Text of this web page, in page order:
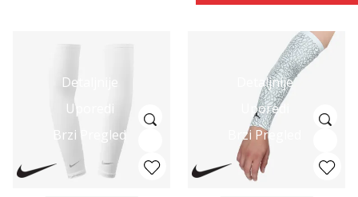
Detaljnije
Uporedi
Brzi Pregled
Detaljnije
Uporedi
Brzi Pregled